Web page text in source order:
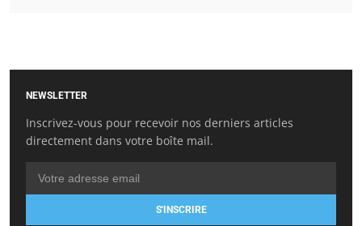
NEWSLETTER
Inscrivez-vous pour recevoir nos derniers articles
directement dans votre boîte mail.
S'INSCRIRE